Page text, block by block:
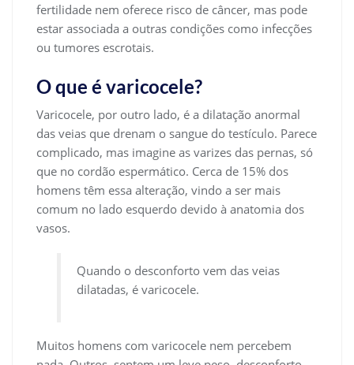
fertilidade nem oferece risco de câncer, mas pode
estar associada a outras condições como infecções
ou tumores escrotais.
O que é varicocele?
Varicocele, por outro lado, é a dilatação anormal
das veias que drenam o sangue do testículo. Parece
complicado, mas imagine as varizes das pernas, só
que no cordão espermático. Cerca de 15% dos
homens têm essa alteração, vindo a ser mais
comum no lado esquerdo devido à anatomia dos
vasos.
Quando o desconforto vem das veias
dilatadas, é varicocele.
Muitos homens com varicocele nem percebem